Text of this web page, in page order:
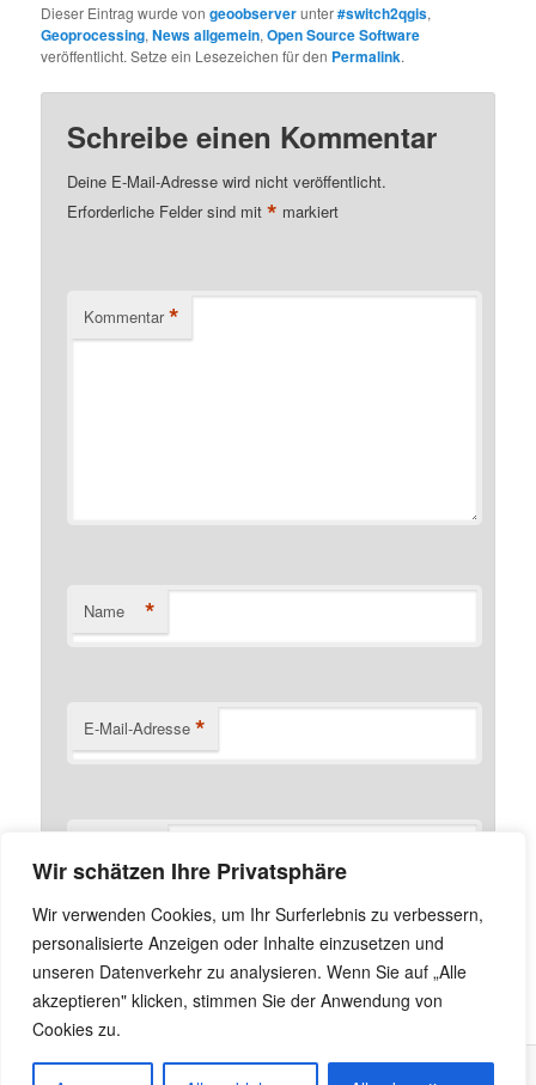
Wir schätzen Ihre Privatsphäre
Wir verwenden Cookies, um Ihr Surferlebnis zu verbessern,
personalisierte Anzeigen oder Inhalte einzusetzen und
unseren Datenverkehr zu analysieren. Wenn Sie auf „Alle
akzeptieren" klicken, stimmen Sie der Anwendung von
Cookies zu.
Dieser Eintrag wurde vongeoobserverunter#switch2qgis,
Geoprocessing,News allgemein,Open Source Software
veröffentlicht. Setze ein Lesezeichen für den Permalink.
Schreibe einen Kommentar
Deine E-Mail-Adresse wird nicht veröffentlicht.
Erforderliche Felder sind mit* markiert
Kommentar *
Name *
E-Mail-Adresse *
Name, E-Mail-Adresse und Website in diesem Browser
für meinen nächsten Kommentar speichern.